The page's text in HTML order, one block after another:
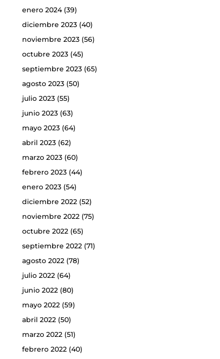
enero 2024(39)
diciembre 2023(40)
noviembre 2023(56)
octubre 2023(45)
septiembre 2023(65)
agosto 2023(50)
julio 2023(55)
junio 2023(63)
mayo 2023(64)
abril 2023(62)
marzo 2023(60)
febrero 2023(44)
enero 2023(54)
diciembre 2022(52)
noviembre 2022(75)
octubre 2022(65)
septiembre 2022(71)
agosto 2022(78)
julio 2022(64)
junio 2022(80)
mayo 2022(59)
abril 2022(50)
marzo 2022(51)
febrero 2022(40)